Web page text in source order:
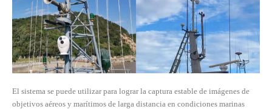
El sistema se puede utilizar para lograr la captura estable de imágenes de
objetivos aéreos y marítimos de larga distancia en condiciones marinas